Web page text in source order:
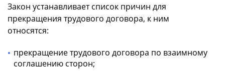
Закон устанавливает список причин для
прекращения трудового договора, к ним
относятся:
прекращение трудового договора по взаимному
соглашению сторон;